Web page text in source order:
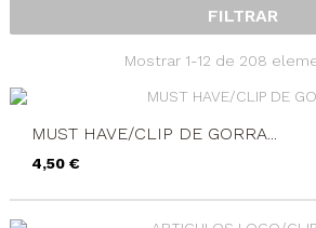
FILTRAR
Mostrar 1-12 de 208
MUST HAVE/CLIP DE GORRA...
Precio
4,50 €